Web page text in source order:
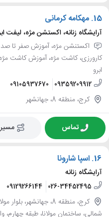
15. مهکامه کرمانی
آرایشگاه زنانه، اکستشن مژه، لیفت
اکستنشن مژه، آموزش صفر تا
کارورزی، کاشت مژه، آموزش کاشت
ابرو
09359209912
09105937670
کرج، منطقه 8، جهانشهر
تماس
16. اسپا شارونا
آرایشگاه زنانه
026-34452495
09129266144
کرج، منطقه 8، جهانشهر،
شمالی، ساختمان مولانا، طبقه چهارم،